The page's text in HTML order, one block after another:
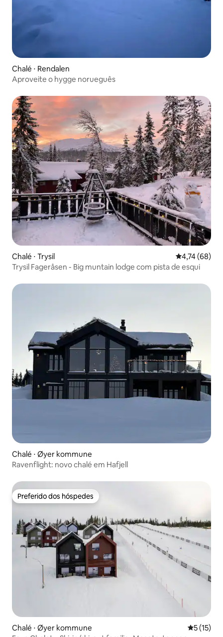
Chalé ⋅ Rendalen
Aproveite o hygge norueguês
Chalé ⋅ Trysil 4,74 de uma
4,74 (68)
Trysil Fageråsen - Big muntain lodge com pista de esqui
Chalé ⋅ Øyer kommune
Ravenflight: novo chalé em Hafjell
Preferido dos hóspedes
Preferido dos hóspedes
Chalé ⋅ Øyer kommune 5 de uma
5 (15)